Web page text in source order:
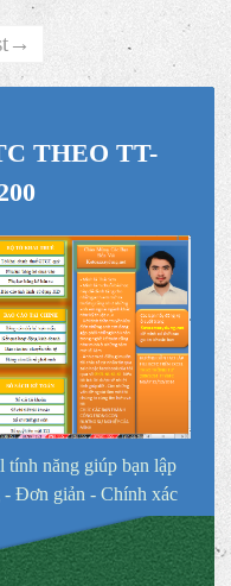
THEO TT-
tính năng giúp bạn lập
- Đơn giản - Chính xác